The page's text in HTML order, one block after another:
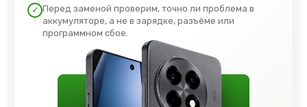
✓ Перед заменой проверим, точно ли проблема в
аккумуляторе, а не в зарядке, разъёме или
программном сбое.